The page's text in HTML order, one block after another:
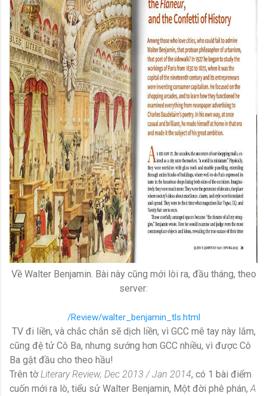
Về Walter Benjamin. Bài này cũng mới lòi ra, đầu tháng, theo
server:
/Review/walter_benjamin_tls.html
TV đi liền, và chắc chắn sẽ dịch liền, vì GCC mê tay này lắm,
cũng đệ tử Cô Ba, nhưng sướng hơn GCC nhiều, vì được Cô
Ba gật đầu cho theo hầu!
Trên tờLiterary Review, Dec 2013 / Jan 2014, có 1 bài điểm
cuốn mới ra lò, tiểu sử Walter Benjamin, Một đời phê phán, A